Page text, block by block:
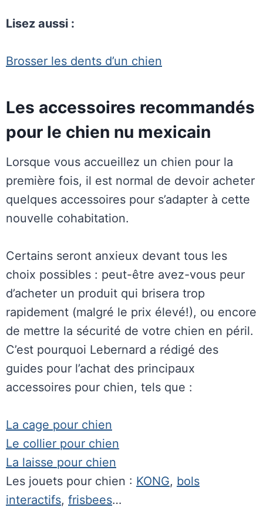
Lisez aussi :
Brosser les dents d’un chien
Les accessoires recommandés
pour le chien nu mexicain
Lorsque vous accueillez un chien pour la
première fois, il est normal de devoir acheter
quelques accessoires pour s’adapter à cette
nouvelle cohabitation.
Certains seront anxieux devant tous les
choix possibles : peut-être avez-vous peur
d’acheter un produit qui brisera trop
rapidement (malgré le prix élevé!), ou encore
de mettre la sécurité de votre chien en péril.
C’est pourquoi Lebernard a rédigé des
guides pour l’achat des principaux
accessoires pour chien, tels que :
La cage pour chien
Le collier pour chien
La laisse pour chien
Les jouets pour chien : KONG, bols
interactifs, frisbees…